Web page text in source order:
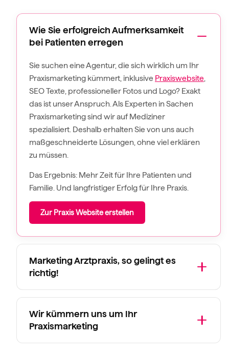
Wie Sie erfolgreich Aufmerksamkeit
bei Patienten erregen
Sie suchen eine Agentur, die sich wirklich um Ihr
Praxismarketing kümmert, inklusive Praxiswebsite
SEO Texte, professioneller Fotos und Logo? Exakt
das ist unser Anspruch. Als Experten in Sachen
Praxismarketing sind wir auf Mediziner
spezialisiert. Deshalb erhalten Sie von uns auch
maßgeschneiderte Lösungen, ohne viel erklären
zu müssen.
Das Ergebnis: Mehr Zeit für Ihre Patienten und
Familie. Und langfristiger Erfolg für Ihre Praxis.
Zur Praxis Website erstellen
Marketing Arztpraxis, so gelingt es
richtig!
Wir kümmern uns um Ihr
Praxismarketing